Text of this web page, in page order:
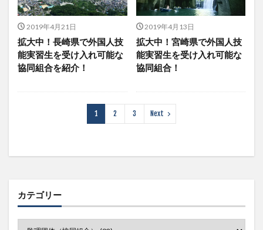
2019年4月21日
拡大中！長崎県で外国人技
能実習生を受け入れ可能な
協同組合を紹介！
2019年4月13日
拡大中！宮崎県で外国人技
能実習生を受け入れ可能な
協同組合！
1 2 3 Next
カテゴリー